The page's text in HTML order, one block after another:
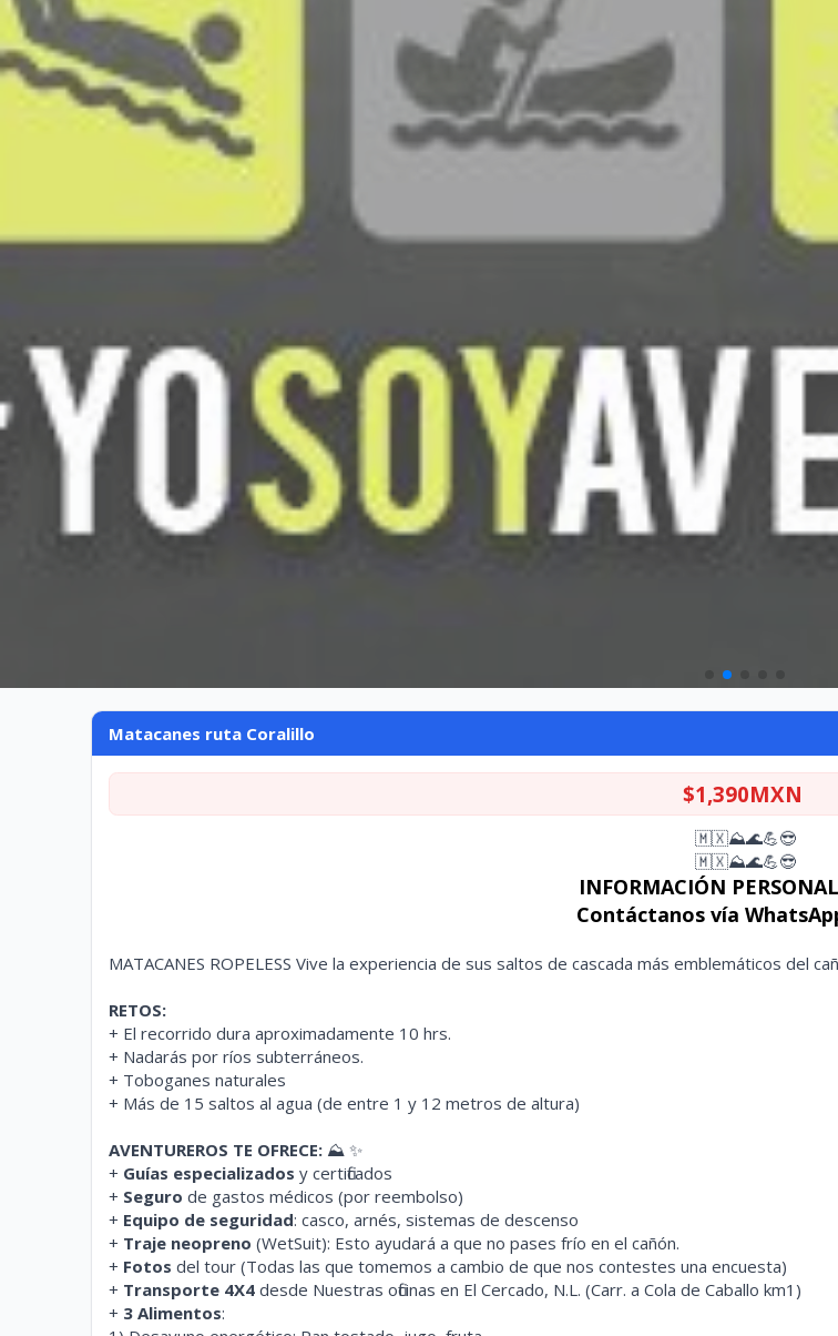
Matacanes ruta Coralillo
Matacanes ruta Coralillo
$1,390MXN
🇲🇽⛰🌊💪😎
🇲🇽⛰🌊💪😎
INFORMACIÓN
Contáctanos vía
MATACANES ROPELESS Vive la experiencia de sus saltos de cascada más emblemáticos del
RETOS:
+ El recorrido dura aproximadamente 10 hrs.
+ Nadarás por ríos subterráneos.
+ Toboganes naturales
+ Más de 15 saltos al agua (de entre 1 y 12 metros de altura)
AVENTUREROS TE OFRECE: ⛰️ ✨
+ Guías especializados y certificados
+ Seguro de gastos médicos (por reembolso)
+ Equipo de seguridad: casco, arnés, sistemas de descenso
+ Traje neopreno (WetSuit): Esto ayudará a que no pases frío en el cañón.
+ Fotos del tour (Todas las que tomemos a cambio de que nos contestes una encuesta)
+ Transporte 4X4 desde Nuestras oficinas en El Cercado, N.L. (Carr. a Cola de Caballo km1)
+ 3 Alimentos: